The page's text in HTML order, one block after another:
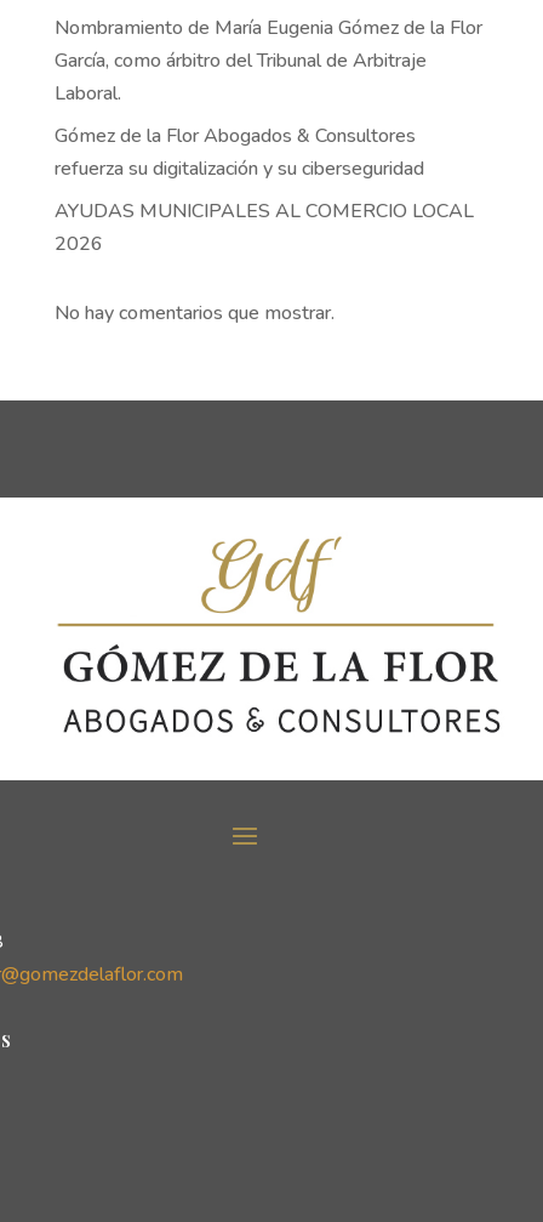
Nombramiento de María Eugenia Gómez de la Flor
García, como árbitro del Tribunal de Arbitraje
Laboral.
Gómez de la Flor Abogados & Consultores
refuerza su digitalización y su ciberseguridad
AYUDAS MUNICIPALES AL COMERCIO LOCAL
2026
No hay comentarios que mostrar.